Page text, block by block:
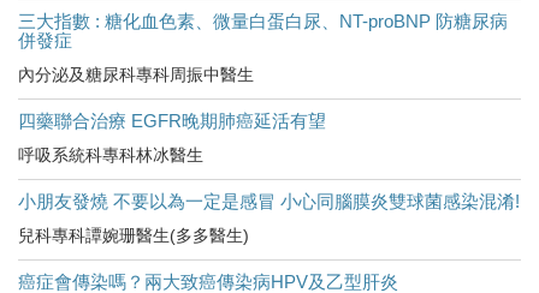
三大指數 : 糖化血色素、微量白蛋白尿、NT-proBNP 防糖尿病
併發症
內分泌及糖尿科專科周振中醫生
四藥聯合治療 EGFR晚期肺癌延活有望
呼吸系統科專科林冰醫生
小朋友發燒 不要以為一定是感冒 小心同腦膜炎雙球菌感染混淆!
兒科專科譚婉珊醫生(多多醫生)
癌症會傳染嗎？兩大致癌傳染病HPV及乙型肝炎